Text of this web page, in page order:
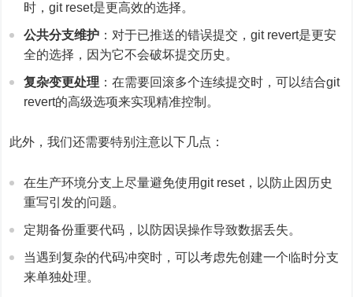
时，git reset是更高效的选择。
公共分支维护 ：对于已推送的错误提交，git revert是更安
全的选择，因为它不会破坏提交历史。
复杂变更处理 ：在需要回滚多个连续提交时，可以结合git
revert的高级选项来实现精准控制。
此外，我们还需要特别注意以下几点：
在生产环境分支上尽量避免使用git reset，以防止因历史
重写引发的问题。
定期备份重要代码，以防因误操作导致数据丢失。
当遇到复杂的代码冲突时，可以考虑先创建一个临时分支
来单独处理。